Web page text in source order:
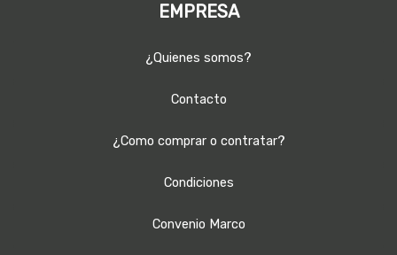
EMPRESA
¿Quienes somos?
Contacto
¿Como comprar o contratar?
Condiciones
Convenio Marco